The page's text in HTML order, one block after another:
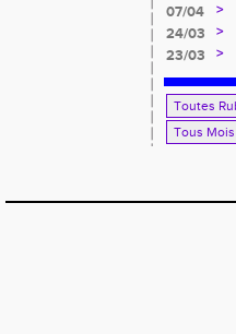
07/04 >
24/03
>
23/03
>